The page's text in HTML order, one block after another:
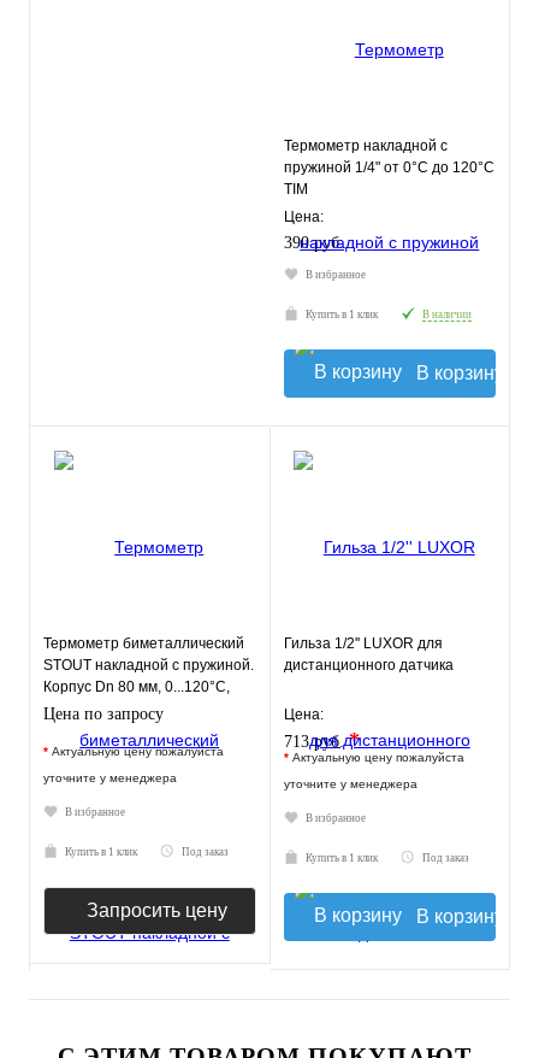
Термометр накладной с
пружиной 1/4" от 0°С до 120°С
TIM
Цена:
390 руб.
В избранное
Купить в 1 клик В наличии
В корзину
Термометр биметаллический
STOUT накладной с пружиной.
Корпус Dn 80 мм, 0...120°С,
1"-2"
Цена по запросу
* Актуальную цену пожалуйста
уточните у менеджера
В избранное
Купить в 1 клик Под заказ
Запросить цену
Гильза 1/2'' LUXOR для
дистанционного датчика
Цена:
713 руб.*
* Актуальную цену пожалуйста
уточните у менеджера
В избранное
Купить в 1 клик Под заказ
В корзину